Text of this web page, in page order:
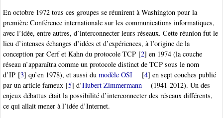
En octobre 1972 tous ces groupes se réunirent à Washington pour la
première Conférence internationale sur les communications informatiques,
avec l’idée, entre autres, d’interconnecter leurs réseaux. Cette réunion fut le
lieu d’intenses échanges d’idées et d’expériences, à l’origine de la
conception par Cerf et Kahn du protocole TCP [2] en 1974 (la couche
réseau n’apparaîtra comme un protocole distinct de TCP sous le nom
d’IP [3] qu’en 1978), et aussi du modèle OSI [4] en sept couches publié
par un article fameux [5] d’Hubert Zimmermann
(1941-2012). Un des
enjeux débattus était la possibilité d’interconnecter des réseaux différents,
ce qui allait mener à l’idée d’Internet.